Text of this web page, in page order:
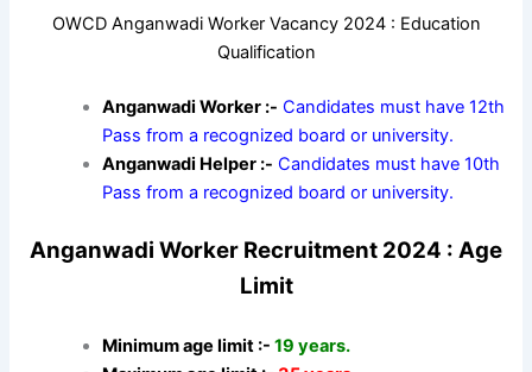
OWCD Anganwadi Worker Vacancy 2024 : Education
Qualification
Anganwadi Worker :- Candidates must have 12th
Pass from a recognized board or university.
Anganwadi Helper :- Candidates must have 10th
Pass from a recognized board or university.
Anganwadi Worker Recruitment 2024 : Age
Limit
Minimum age limit :-19 years.